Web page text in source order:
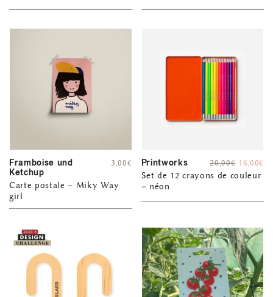
Framboise und
Ketchup
Carte postale – Miky Way
girl
3,00€ Printworks
Set de 12 crayons de couleur
– néon
20,00€ 16,00€